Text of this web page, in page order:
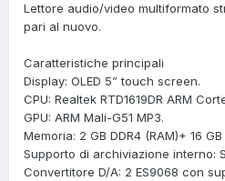
Lettore audio/video multiformato
pari al nuovo.
Caratteristiche principali
Display: OLED 5” touch screen.
CPU: Realtek RTD1619DR ARM
GPU: ARM Mali-G51 MP3.
Memoria: 2 GB DDR4 (RAM)+ 16
Supporto di archiviazione interno:
Convertitore D/A: 2 ES9068 con